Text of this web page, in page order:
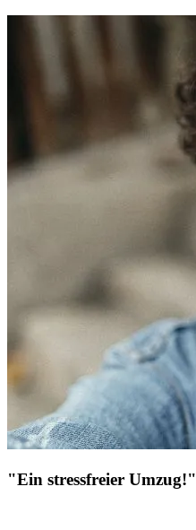
"Ein stressfreier Umzug!"